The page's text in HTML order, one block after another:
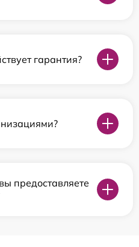
гарантия?
предоставляете